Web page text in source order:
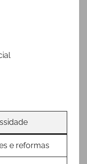
e reformas